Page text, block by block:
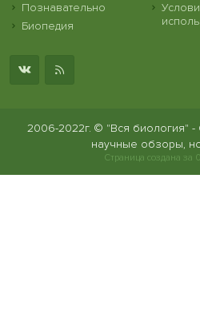
Познавательно
Биопедия
2006-2022г. © "Вся биология"
научные обзоры,
Страница создана за